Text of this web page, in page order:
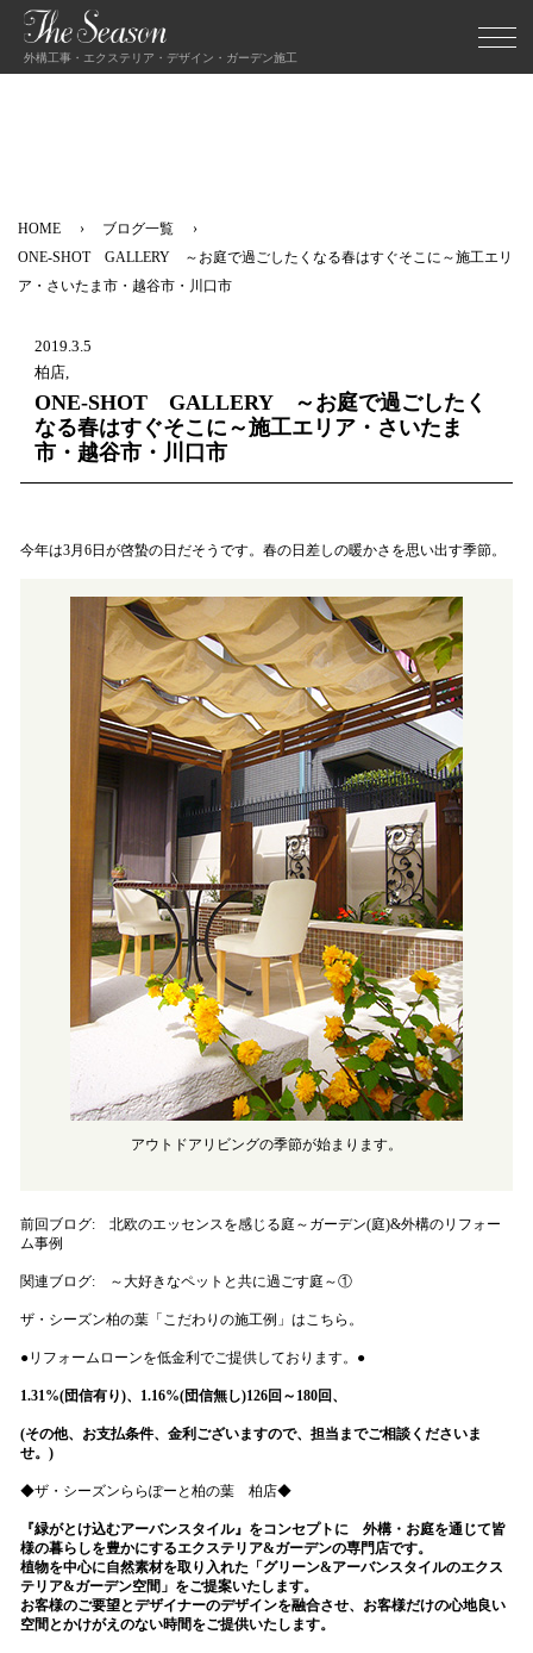
外構工事・エクステリア・デザイン・ガーデン施工
HOME
ブログ一覧
ONE-SHOT GALLERY ～お庭で過ごしたくなる春はすぐそこに～施工エリ
ア・さいたま市・越谷市・川口市
2019.3.5
柏店,
ONE-SHOT GALLERY ～お庭で過ごしたく
なる春はすぐそこに～施工エリア・さいたま
市・越谷市・川口市
今年は3月6日が啓蟄の日だそうです。春の日差しの暖かさを思い出す季節。
アウトドアリビングの季節が始まります。
前回ブログ: 北欧のエッセンスを感じる庭～ガーデン(庭)&外構のリフォー
ム事例
関連ブログ: ～大好きなペットと共に過ごす庭～①
ザ・シーズン柏の葉「こだわりの施工例」はこちら。
●リフォームローンを低金利でご提供しております。●
1.31%(団信有り)、1.16%(団信無し)126回～180回、
(その他、お支払条件、金利ございますので、担当までご相談くださいま
せ。)
◆ザ・シーズンららぽーと柏の葉 柏店◆
『緑がとけ込むアーバンスタイル』をコンセプトに 外構・お庭を通じて皆
様の暮らしを豊かにするエクステリア&ガーデンの専門店です。
植物を中心に自然素材を取り入れた「グリーン&アーバンスタイルのエクス
テリア&ガーデン空間」をご提案いたします。
お客様のご要望とデザイナーのデザインを融合させ、お客様だけの心地良い
空間とかけがえのない時間をご提供いたします。